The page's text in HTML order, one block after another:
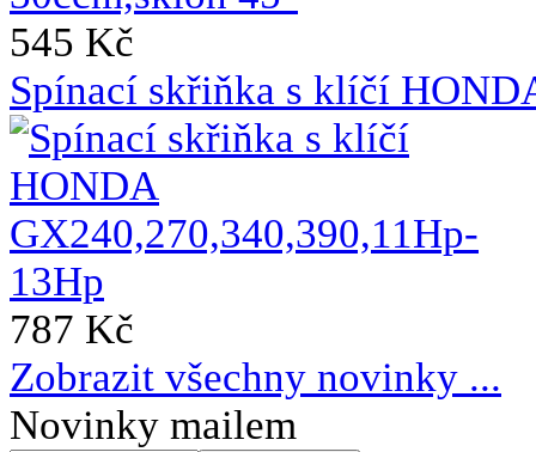
545 Kč
Spínací skřiňka s klíčí
787 Kč
Zobrazit všechny novinky ...
Novinky mailem